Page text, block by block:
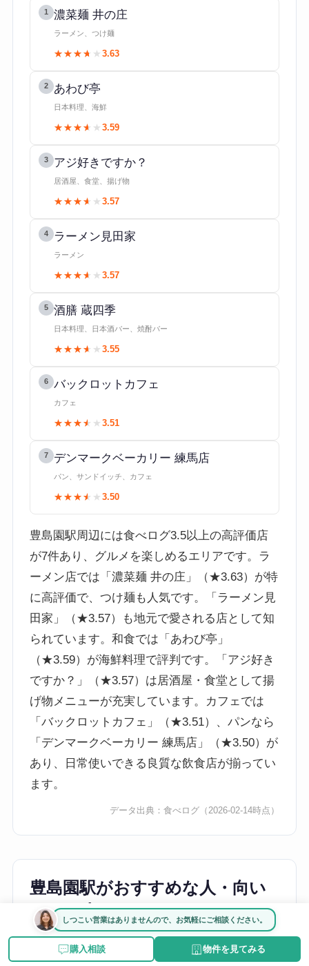
1 濃菜麺 井の庄
ラーメン、つけ麺
★★★★★
★★★★★ 3.63
2 あわび亭
日本料理、海鮮
★★★★★
★★★★★ 3.59
3 アジ好きですか？
居酒屋、食堂、揚げ物
★★★★★
★★★★★ 3.57
4 ラーメン見田家
ラーメン
★★★★★
★★★★★ 3.57
5 酒膳 蔵四季
日本料理、日本酒バー、焼酎バー
★★★★★
★★★★★ 3.55
6 バックロットカフェ
カフェ
★★★★★
★★★★★ 3.51
7 デンマークベーカリー 練馬店
パン、サンドイッチ、カフェ
★★★★★
★★★★★ 3.50
豊島園駅周辺には食べログ3.5以上の高評価店
が7件あり、グルメを楽しめるエリアです。ラ
ーメン店では「濃菜麺 井の庄」（★3.63）が特
に高評価で、つけ麺も人気です。「ラーメン見
田家」（★3.57）も地元で愛される店として知
られています。和食では「あわび亭」
（★3.59）が海鮮料理で評判です。「アジ好き
ですか？」（★3.57）は居酒屋・食堂として揚
げ物メニューが充実しています。カフェでは
「バックロットカフェ」（★3.51）、パンなら
「デンマークベーカリー 練馬店」（★3.50）が
あり、日常使いできる良質な飲食店が揃ってい
ます。
データ出典：食べログ （2026-02-14時点）
豊島園駅がおすすめな人・向い
ている人
都心へのアクセスを重視するビジネスパーソン
しつこい営業はありませんので、お気軽にご相談ください。
購入相談 物件を見てみる